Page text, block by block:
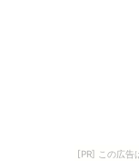
[PR] この広告